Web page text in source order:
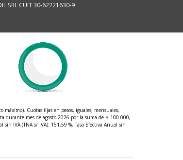
SRL CUIT 30-62221630-9
Cuotas fijas en pesos, iguales, mensuales,
durante mes de agosto 2026 por la suma de $ 100.000,
IVA (TNA s/ IVA): 151,59 %, Tasa Efectiva Anual sin